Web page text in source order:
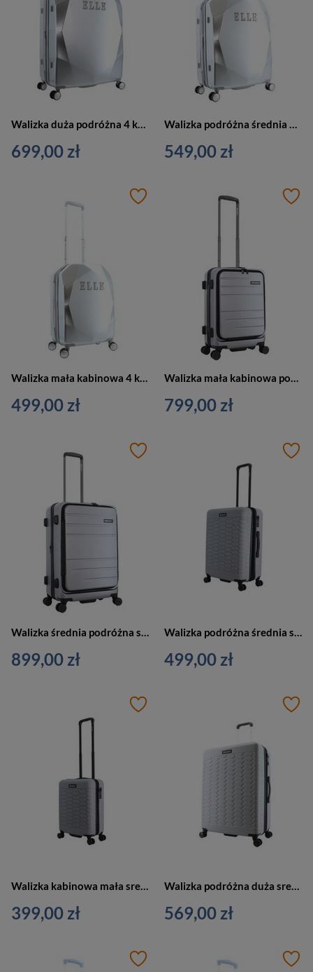
699,00 zł 549,00 zł
Walizka mała kabinowa 4 kółka srebrna - ELLE Diamond EL45HA.49.23
499,00 zł
Walizka mała kabinowa podróżna srebrna - Discovery PATROL D003HA.49.23
799,00 zł
899,00 zł 499,00 zł
Walizka kabinowa mała srebrna 4 kółka - Discovery REPTILE D004HA.49.23
399,00 zł
Walizka podróżna duża srebrna - Discovery REPTILE L D004HA.71.23
569,00 zł